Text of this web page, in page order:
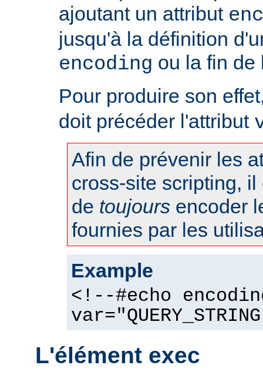
ajoutant un attribut
jusqu'à la définition
encoding ou la fin de
Pour produire son
doit précéder l'attribut
Afin de prévenir les
cross-site scripting,
de toujours encoder
fournies par les
Example
<!--#echo
L'élément exec